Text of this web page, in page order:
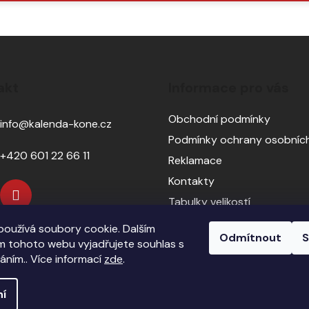
soubory cookie. Dalším
tohoto webu vyjadřujete souhlas s
Více informací zde.
Odmítnout
info@kalenda-kone.cz
+420 601 22 66 11
Obchodní podmínky
Podmínky ochrany
Reklamace
Kontakty
Tabulky velikostí
Sedlářský servis
Pasování sedel pro koně